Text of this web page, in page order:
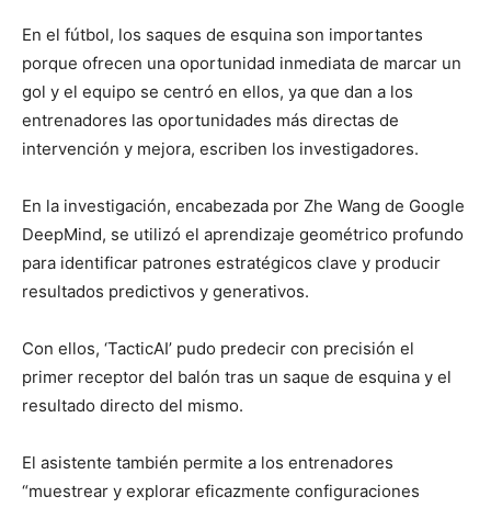
En el fútbol, los saques de esquina son importantes
porque ofrecen una oportunidad inmediata de marcar un
gol y el equipo se centró en ellos, ya que dan a los
entrenadores las oportunidades más directas de
intervención y mejora, escriben los investigadores.
En la investigación, encabezada por Zhe Wang de Google
DeepMind, se utilizó el aprendizaje geométrico profundo
para identificar patrones estratégicos clave y producir
resultados predictivos y generativos.
Con ellos, ‘TacticAI’ pudo predecir con precisión el
primer receptor del balón tras un saque de esquina y el
resultado directo del mismo.
El asistente también permite a los entrenadores
“muestrear y explorar eficazmente configuraciones